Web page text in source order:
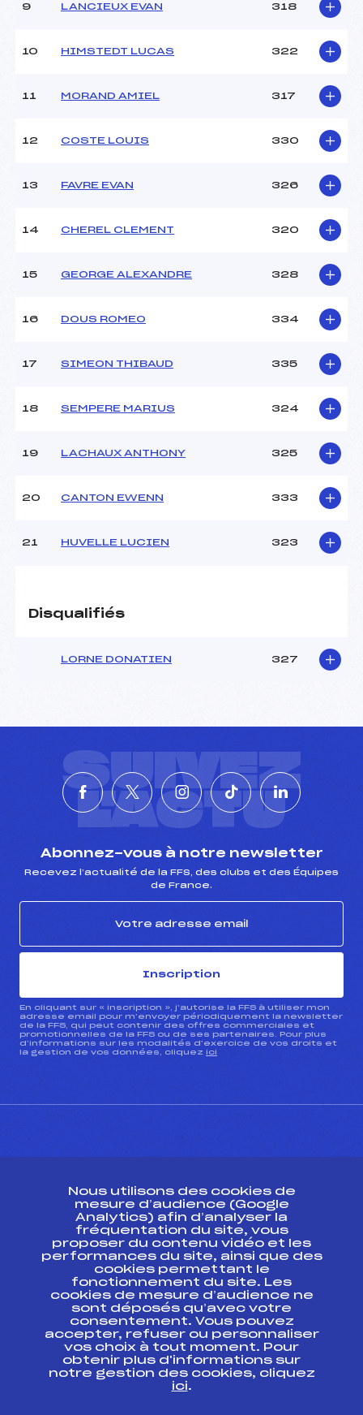
9 LANCIEUX EVAN 318
10 HIMSTEDT LUCAS 322
11 MORAND AMIEL 317
12 COSTE LOUIS 330
13 FAVRE EVAN 326
14 CHEREL CLEMENT 320
15 GEORGE ALEXANDRE 328
16 DOUS ROMEO 334
17 SIMEON THIBAUD 335
18 SEMPERE MARIUS 324
19 LACHAUX ANTHONY 325
20 CANTON EWENN 333
21 HUVELLE LUCIEN 323
Disqualifiés
LORNE DONATIEN 327
SUIVEZ
L'ACTU
Abonnez-vous à notre newsletter
Recevez l’actualité de la FFS, des clubs et des Équipes
de France.
Inscription
En cliquant sur « inscription », j’autorise la FFS à utiliser mon
adresse email pour m’envoyer périodiquement la newsletter
de la FFS, qui peut contenir des offres commerciales et
promotionnelles de la FFS ou de ses partenaires. Pour plus
d’informations sur les modalités d’exercice de vos droits et
la gestion de vos données, cliquez ici
Ressources
Pass’Neige
Projet sportif fédéral
Projet de performance fédéral
Antidopage
Pôle Développement, Formation, Suivi
Scientifique
Listes ministérielles
Pôle vie de l’athlète
Enseignement professionnel
Nous utilisons des cookies de
mesure d’audience (Google
Analytics) afin d’analyser la
fréquentation du site, vous
proposer du contenu vidéo et les
performances du site, ainsi que des
cookies permettant le
fonctionnement du site. Les
cookies de mesure d’audience ne
sont déposés qu’avec votre
consentement. Vous pouvez
accepter, refuser ou personnaliser
vos choix à tout moment. Pour
obtenir plus d'informations sur
notre gestion des cookies, cliquez
ici.